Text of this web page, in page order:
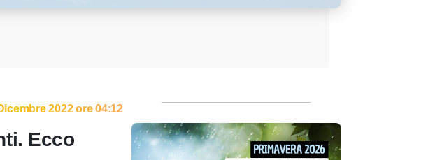
2022 ore 04:12
Ecco